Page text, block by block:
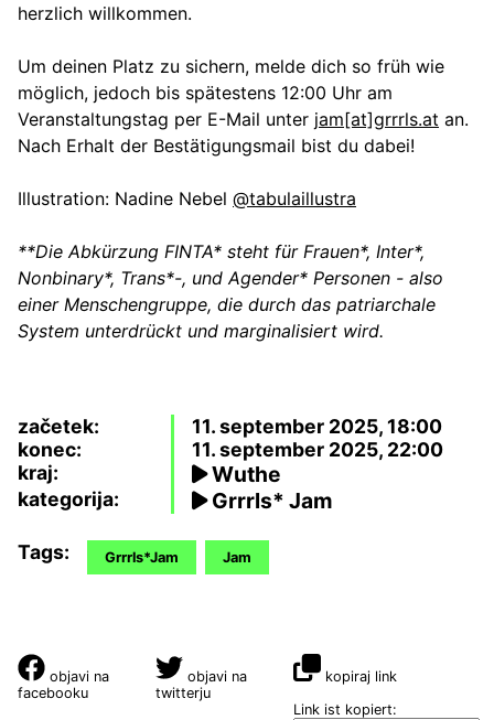
herzlich willkommen.
Um deinen Platz zu sichern, melde dich so früh wie
möglich, jedoch bis spätestens 12:00 Uhr am
Veranstaltungstag per E-Mail unter jam[at]grrrls.at an.
Nach Erhalt der Bestätigungsmail bist du dabei!
Illustration: Nadine Nebel @tabulaillustra
**Die Abkürzung FINTA* steht für Frauen*, Inter*,
Nonbinary*, Trans*-, und Agender* Personen - also
einer Menschengruppe, die durch das patriarchale
System unterdrückt und marginalisiert wird.
začetek:
11. september 2025, 18:00
konec:
11. september 2025, 22:00
kraj:
Wuthe
kategorija: Grrrls* Jam
Tags: Grrrls*Jam Jam
objavi na
facebooku
objavi na
twitterju
kopiraj link
Link ist kopiert: